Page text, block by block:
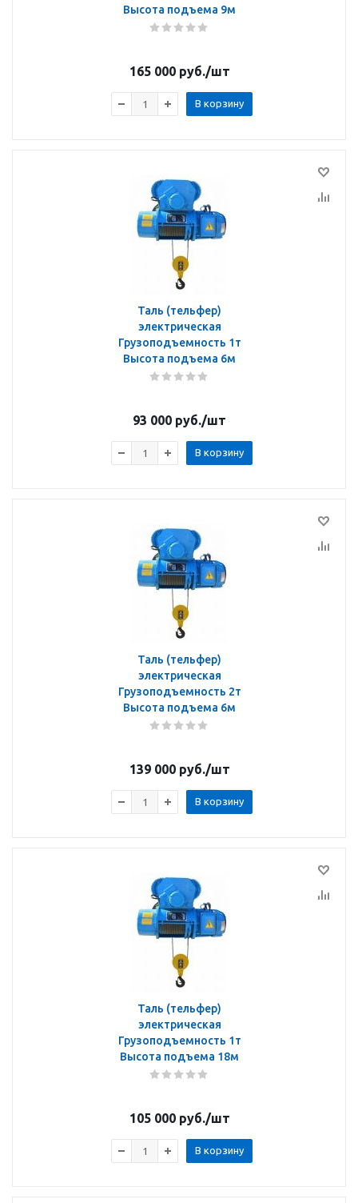
Высота подъема 9м
165 000руб./шт
В корзину
Таль (тельфер)
электрическая
Грузоподъемность 1т
Высота подъема 6м
93 000 руб./шт
В корзину
Таль (тельфер)
электрическая
Грузоподъемность 2т
Высота подъема 6м
139 000руб./шт
В корзину
Таль (тельфер)
электрическая
Грузоподъемность 1т
Высота подъема 18м
105 000руб./шт
В корзину